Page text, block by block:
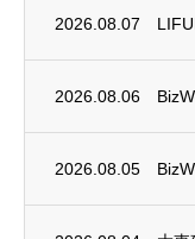
2026.08.07
2026.08.06
2026.08.05